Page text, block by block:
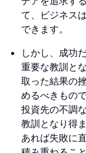
て、ビジネス
できます。
しかし、成功
重要な教訓と
取った結果の
めるべきもの
投資先の不調
教訓となり得
あれば失敗に